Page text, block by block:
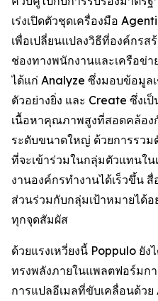
เร่งเปิดตัวชุดเครื่องมือ
เพื่อเปลี่ยนแปลงวิธีที่องค์กรส
ช่องทางพนักงานและเครือข่
ได้แก่ Analyze ซึ่งมอบข้อมูล
ตัวอย่างยิ่ง และ Create ซึ่งเ
เนื้อหาคุณภาพสูงที่สอดคล้อง
ระดับขนาดใหญ่ ด้วยการรว
ที่จะเข้าร่วมในกลุ่มตัวแทนใ
งานองค์กรทำงานได้เร็วขึ้น
ส่วนร่วมกับกลุ่มเป้าหมายได้
ทุกจุดสัมผัส
ด้วยแรงเหวี่ยงนี้ Poppulo ยั
ทรงพลังภายในแพลตฟอร์มก
การแปลอีเมลที่ขับเคลื่อนด้ว